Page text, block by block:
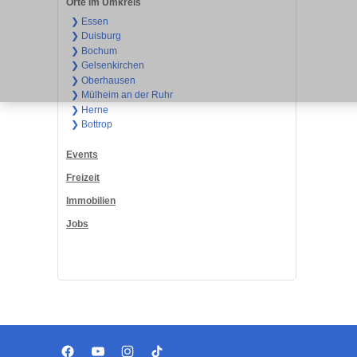
❯ Essen
❯ Duisburg
❯ Bochum
❯ Gelsenkirchen
❯ Oberhausen
❯ Mülheim an der Ruhr
❯ Herne
❯ Bottrop
Events
Freizeit
Immobilien
Jobs